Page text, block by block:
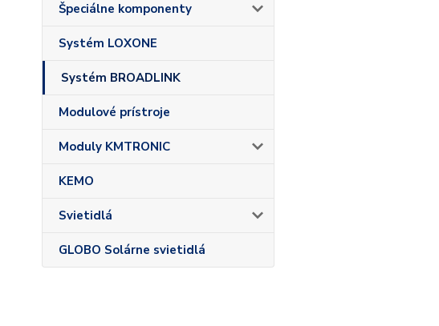
Špeciálne komponenty
Systém LOXONE
Systém BROADLINK
Modulové prístroje
Moduly KMTRONIC
KEMO
Svietidlá
GLOBO Solárne svietidlá